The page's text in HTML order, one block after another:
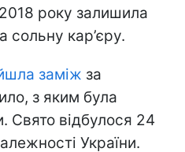
року залишила
сольну кар’єру.
заміж за
з яким була
Свято відбулося 24
України.